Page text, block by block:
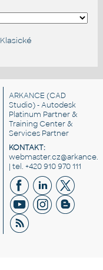
Klasické
ARKANCE (CAD
Studio) - Autodesk
Platinum Partner &
Training Center &
Services Partner
KONTAKT:
| tel. +420 910 970 111